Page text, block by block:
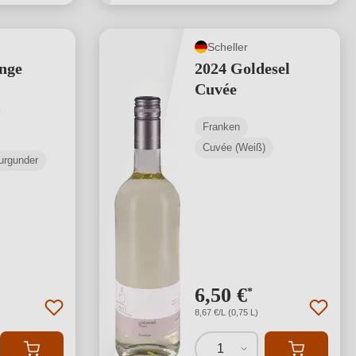
Bewertung von 5 von 5 Sternen
Scheller
2024 Goldesel
Cuvée
Franken
Cuvée (Weiß)
6,50 €*
8,67 €/L (0,75 L)
1